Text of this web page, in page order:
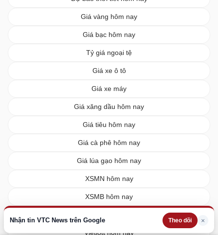
Nhận tin VTC News trên Google Theo dõi ×
Giá vàng hôm nay
Giá bạc hôm nay
Tỷ giá ngoại tệ
Giá xe ô tô
Giá xe máy
Giá xăng dầu hôm nay
Giá tiêu hôm nay
Giá cà phê hôm nay
Giá lúa gạo hôm nay
XSMN hôm nay
XSMB hôm nay
Vietlott hôm nay